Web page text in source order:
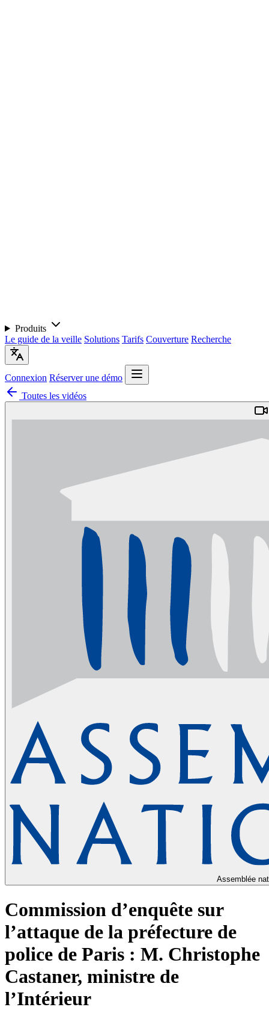
Produits
Le guide de la veille Solutions Tarifs Couverture Recherche
Connexion Réserver une démo
Toutes les vidéos
Assemblée
Commission d’enquête sur
l’attaque de la préfecture de
police de Paris : M. Christophe
Castaner, ministre de
l’Intérieur